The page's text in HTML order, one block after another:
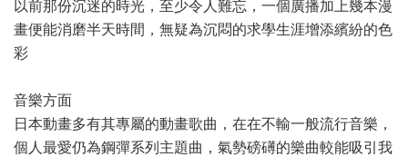
以前那份沉迷的時光，至少令人難忘，一個廣播加上幾本漫
畫便能消磨半天時間，無疑為沉悶的求學生涯增添繽紛的色
彩
音樂方面
日本動畫多有其專屬的動畫歌曲，在在不輸一般流行音樂，
個人最愛仍為鋼彈系列主題曲，氣勢磅礡的樂曲較能吸引我